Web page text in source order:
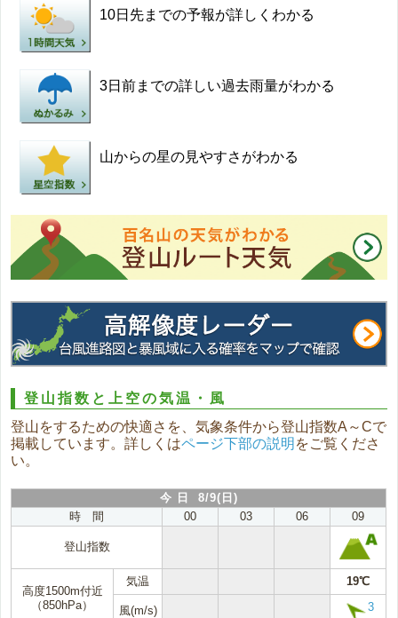
10日先までの予報が詳しくわかる
3日前までの詳しい過去雨量がわかる
山からの星の見やすさがわかる
登山指数と上空の気温・風
登山をするための快適さを、気象条件から登山指数A～Cで
掲載しています。詳しくはページ下部の説明 をご覧くださ
い。
今 日 8/9(日)
時 間
00 03 06 09
登山指数
高度1500m付近
（850hPa）
気温 19℃
風(m/s) 3